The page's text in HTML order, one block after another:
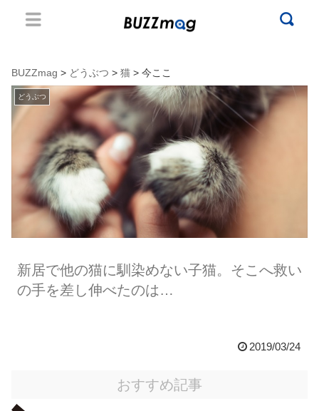
BUZZmag > どうぶつ > 猫 > 今ここ
どうぶつ
新居で他の猫に馴染めない子猫。そこへ救い
の手を差し伸べたのは…
2019/03/24
おすすめ記事